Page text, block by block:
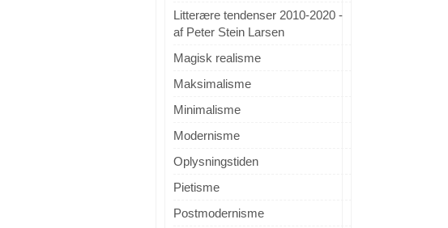
Litterære tendenser 2010-2020 -
af Peter Stein Larsen
Magisk realisme
Maksimalisme
Minimalisme
Modernisme
Oplysningstiden
Pietisme
Postmodernisme